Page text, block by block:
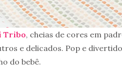
Tribo, cheias de cores em
e delicados. Pop e
do bebê.